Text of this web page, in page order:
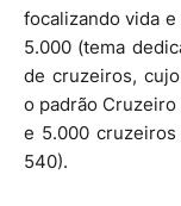
focalizando vida
5.000 (tema
de cruzeiros,
o padrão
e 5.000
540).